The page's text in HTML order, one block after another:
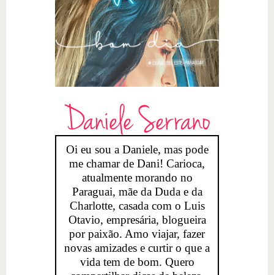
Daniele Serrano
Oi eu sou a Daniele, mas pode
me chamar de Dani! Carioca,
atualmente morando no
Paraguai, mãe da Duda e da
Charlotte, casada com o Luis
Otavio, empresária, blogueira
por paixão. Amo viajar, fazer
novas amizades e curtir o que a
vida tem de bom. Quero